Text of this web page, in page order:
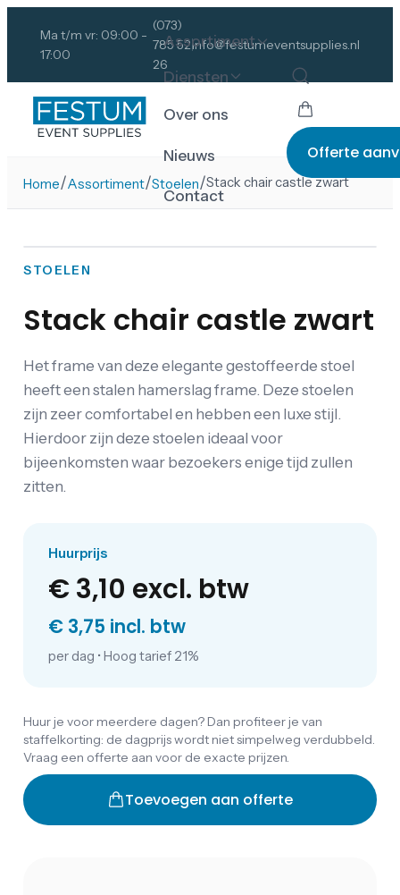
Ma t/m vr: 09:00 -
17:00
(073)
785 52
26
info@festumeventsupplies.nl
Assortiment
Diensten
Over ons
Nieuws
Contact
Offerte
Home/Assortiment/Stoelen/Stack chair castle zwart
STOELEN
Stack chair castle zwart
Het frame van deze elegante gestoffeerde stoel
heeft een stalen hamerslag frame. Deze stoelen
zijn zeer comfortabel en hebben een luxe stijl.
Hierdoor zijn deze stoelen ideaal voor
bijeenkomsten waar bezoekers enige tijd zullen
zitten.
Huurprijs
€ 3,10 excl. btw
€ 3,75 incl. btw
per dag • Hoog tarief 21%
Huur je voor meerdere dagen? Dan profiteer je van
staffelkorting: de dagprijs wordt niet simpelweg verdubbeld.
Vraag een offerte aan voor de exacte prijzen.
Toevoegen aan offerte